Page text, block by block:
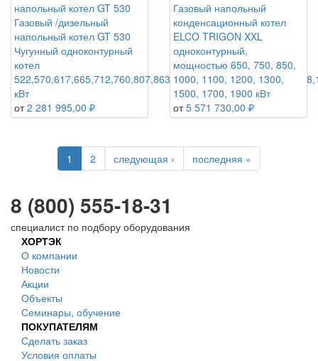
Газовый /дизельный
напольный котел GT 530
Чугунный одноконтурный
котел
кВт
от 2 281 995,00 ₽
Газовый напольный
конденсационный котел
ELCO TRIGON XXL
одноконтурный,
мощностью 650, 750, 850,
1000, 1100, 1200, 1300,
1500, 1700, 1900 кВт
от 5 571 730,00 ₽
1 2 следующая › последняя »
8 (800) 555-18-31
специалист по подбору оборудования
ХОРТЭК
О компании
Новости
Акции
Объекты
Семинары, обучение
ПОКУПАТЕЛЯМ
Сделать заказ
Условия оплаты